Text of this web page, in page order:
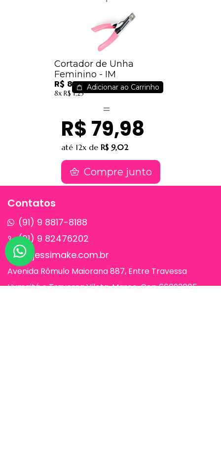
Cortador de Unha
Feminino - IM
R$ 8,10
8x R$ 1,25
Adicionar ao Carrinho
R$ 79,98
até 12x de R$ 9,02
Compre junto
Contatos
(91) 9 8817-8188
(91) 9 82476202
sac@jessimake.com.br
Avenida Rômulo Maiorana 887, Entre Travessa
Humaitá e Travessa Vileta, Marco, Cep 66093005,